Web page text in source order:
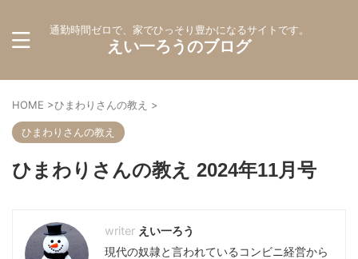
通勤時間ゼロで、家でひっそり豊かになるサイトです。
えい一ろうのブログ
HOME >ひまわりさんの教え >
ひまわりさんの教え
ひまわりさんの教え 2024年11月号
えい一ろう
現代の奴隷と言われているコンビニ経営から